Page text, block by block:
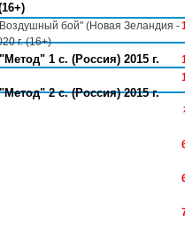
бой" (Новая Зеландия -
г. (16+)
1 с. (Россия) 2015 г.
2 с. (Россия) 2015 г.